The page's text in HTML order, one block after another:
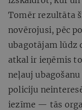
Tomēr rezultāta
novērojusi, pēc
ubagotājam lūdz
atkal ir ieņēmis
neļauj
policiju
iezīme — tās